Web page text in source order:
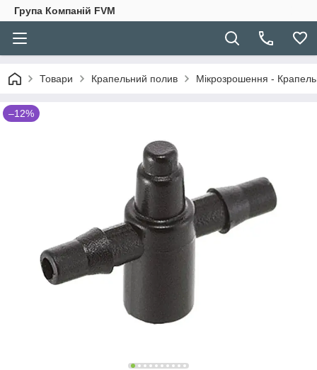
Група Компаній FVM
Товари Крапельний полив Мікрозрошення -
–12%